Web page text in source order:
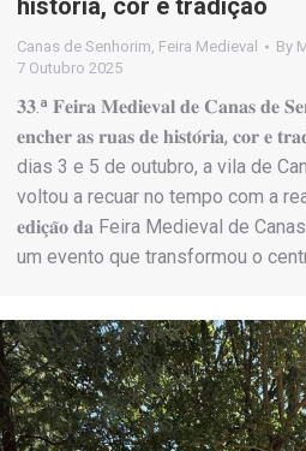
história, cor e tradição
Canas de Senhorim, Feira Medieval By
7 Outubro 2025
𝟑𝟑.ª 𝐅𝐞𝐢𝐫𝐚 𝐌𝐞𝐝𝐢𝐞𝐯𝐚𝐥 𝐝𝐞 𝐂𝐚𝐧𝐚𝐬 𝐝𝐞
𝐞𝐧𝐜𝐡𝐞𝐫 𝐚𝐬 𝐫𝐮𝐚𝐬 𝐝𝐞 𝐡𝐢𝐬𝐭𝐨́𝐫𝐢𝐚, 𝐜𝐨𝐫 𝐞
dias 3 e 5 de outubro, a vila de
voltou a recuar no tempo com a
𝐞𝐝𝐢𝐜̧𝐚̃𝐨 𝐝𝐚 Feira Medieval de
um evento que transformou o